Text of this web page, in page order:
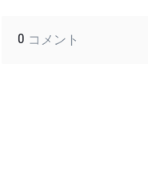
0 コメント